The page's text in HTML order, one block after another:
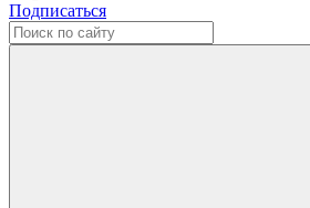
Подписаться